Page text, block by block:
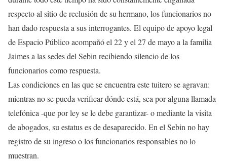
respecto al sitio de reclusión de su hermano, los funcionarios no
han dado respuesta a sus interrogantes. El equipo de apoyo legal
de Espacio Público acompañó el 22 y el 27 de mayo a la familia
Jaimes a las sedes del Sebin recibiendo silencio de los
funcionarios como respuesta.
Las condiciones en las que se encuentra este tuitero se agravan:
mientras no se pueda verificar dónde está, sea por alguna llamada
telefónica -que por ley se le debe garantizar- o mediante la visita
de abogados, su estatus es de desaparecido. En el Sebin no hay
registro de su ingreso o los funcionarios responsables no lo
muestran.